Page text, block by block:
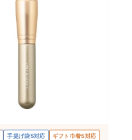
手提げ袋S対応 ギフト巾着S対応